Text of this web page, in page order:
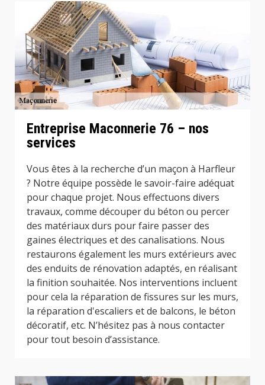
Entreprise Maconnerie 76 – nos
services
Vous êtes à la recherche d’un maçon à Harfleur
? Notre équipe possède le savoir-faire adéquat
pour chaque projet. Nous effectuons divers
travaux, comme découper du béton ou percer
des matériaux durs pour faire passer des
gaines électriques et des canalisations. Nous
restaurons également les murs extérieurs avec
des enduits de rénovation adaptés, en réalisant
la finition souhaitée. Nos interventions incluent
pour cela la réparation de fissures sur les murs,
la réparation d'escaliers et de balcons, le béton
décoratif, etc. N’hésitez pas à nous contacter
pour tout besoin d’assistance.